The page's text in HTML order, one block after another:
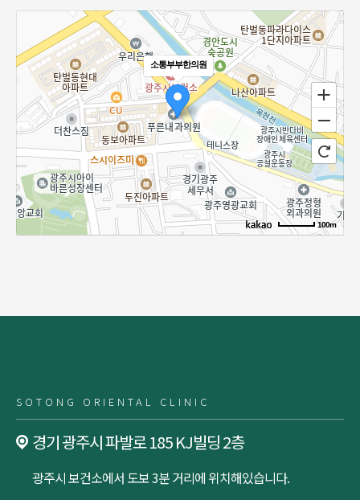
소통부부한의원
100m
SOTONG ORIENTAL CLINIC
경기 광주시 파발로 185 KJ빌딩 2층
광주시 보건소에서 도보 3분 거리에 위치해있습니다.